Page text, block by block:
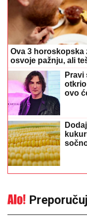
Ova 3
osvoje pažnju, ali
ovo